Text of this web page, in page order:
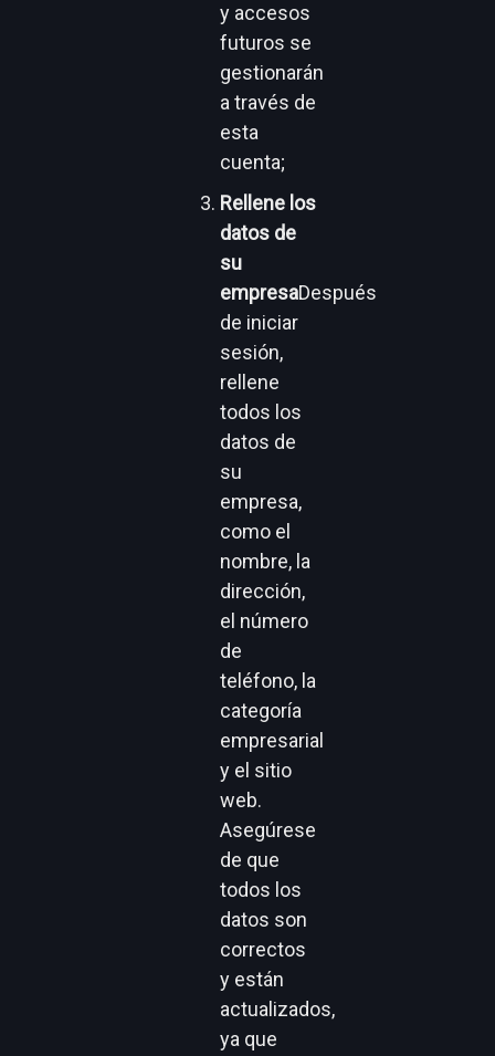
y accesos
futuros se
gestionarán
a través de
esta
cuenta;
Rellene los
datos de
su
empresaDespués
de iniciar
sesión,
rellene
todos los
datos de
su
empresa,
como el
nombre, la
dirección,
el número
de
teléfono, la
categoría
empresarial
y el sitio
web.
Asegúrese
de que
todos los
datos son
correctos
y están
actualizados,
ya que